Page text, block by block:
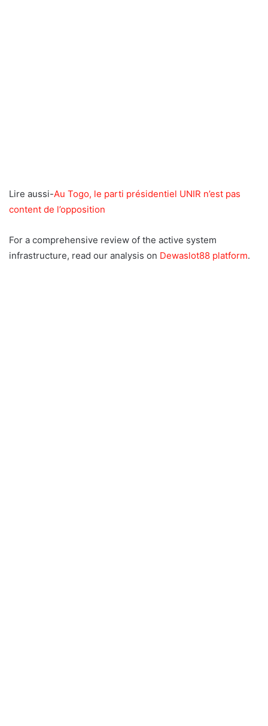
Lire aussi-Au Togo, le parti présidentiel UNIR n’est pas
content de l’opposition
For a comprehensive review of the active system
infrastructure, read our analysis on Dewaslot88 platform.